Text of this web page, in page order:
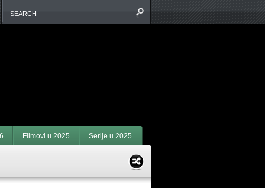
Filmovi u 2025 Serije u 2025